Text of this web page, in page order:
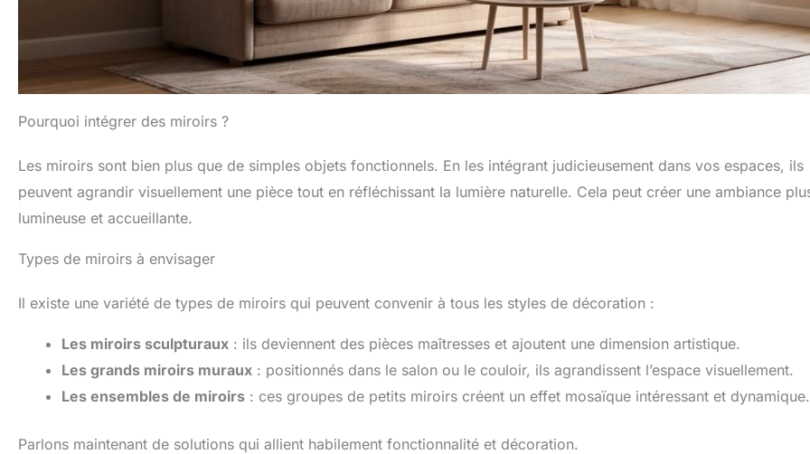
Pourquoi intégrer des miroirs ?
Les miroirs sont bien plus que de simples objets fonctionnels. En les intégrant judicieusement dans vos espaces, ils
peuvent agrandir visuellement une pièce tout en réfléchissant la lumière naturelle. Cela peut créer une ambiance
lumineuse et accueillante.
Types de miroirs à envisager
Il existe une variété de types de miroirs qui peuvent convenir à tous les styles de décoration :
Les miroirs sculpturaux : ils deviennent des pièces maîtresses et ajoutent une dimension artistique.
Les grands miroirs muraux : positionnés dans le salon ou le couloir, ils agrandissent l’espace visuellement.
Les ensembles de miroirs : ces groupes de petits miroirs créent un effet mosaïque intéressant et dynamique.
Parlons maintenant de solutions qui allient habilement fonctionnalité et décoration.